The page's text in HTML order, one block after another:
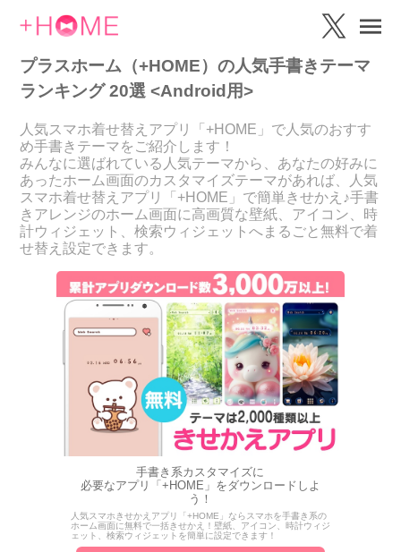
プラスホーム（+HOME）の人気手書きテーマ
ランキング 20選 <Android用>
人気スマホ着せ替えアプリ「+HOME」で人気のおすす
め手書きテーマをご紹介します！
みんなに選ばれている人気テーマから、あなたの好みに
あったホーム画面のカスタマイズテーマがあれば、人気
スマホ着せ替えアプリ「+HOME」で簡単きせかえ♪手書
きアレンジのホーム画面に高画質な壁紙、アイコン、時
計ウィジェット、検索ウィジェットへまるごと無料で着
せ替え設定できます。
手書き系カスタマイズに
必要なアプリ「+HOME」をダウンロードしよ
う！
人気スマホきせかえアプリ「+HOME」ならスマホを手書き系の
ホーム画面に無料で一括きせかえ！壁紙、アイコン、時計ウィジ
ェット、検索ウィジェットを簡単に設定できます！